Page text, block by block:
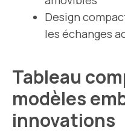
Design
les échanges
Tableau
modèles
innovations